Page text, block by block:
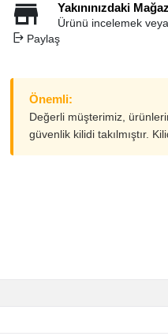
Yakınınızdaki
Ürünü incelemek
Paylaş
Önemli:
Değerli müşterimiz,
güvenlik kilidi takılmıştır.